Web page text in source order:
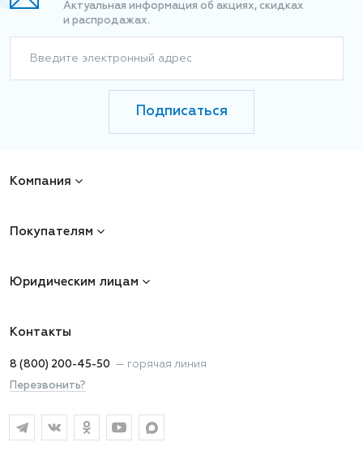
Актуальная информация об акциях, скидках
и распродажах.
Введите электронный адрес
Подписаться
Компания
Покупателям
Юридическим лицам
Контакты
8 (800) 200-45-50 — горячая линия
Перезвонить?